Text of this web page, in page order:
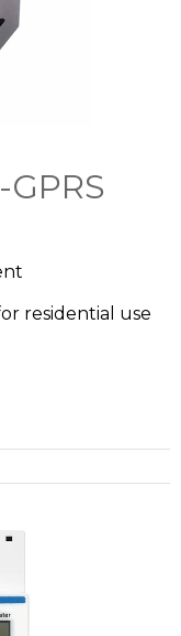
residential use